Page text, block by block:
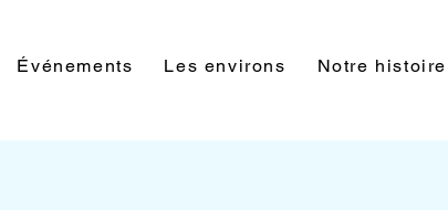
Événements Les environs Notre histoire